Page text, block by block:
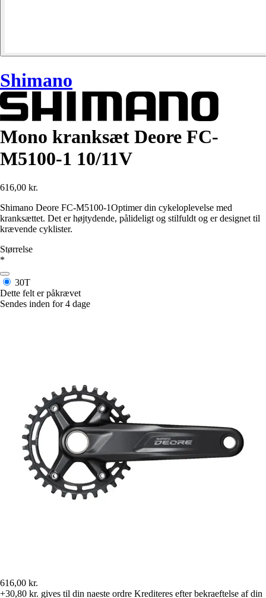
Shimano
Mono kranksæt Deore FC-
M5100-1 10/11V
616,00 kr.
Shimano Deore FC-M5100-1Optimer din cykeloplevelse med
kranksættet. Det er højtydende, pålideligt og stilfuldt og er designet til
krævende cyklister.
Størrelse
*
30T
Dette felt er påkrævet
Sendes inden for 4 dage
616,00 kr.
+30,80 kr. gives til din naeste ordre Krediteres efter bekraeftelse af din